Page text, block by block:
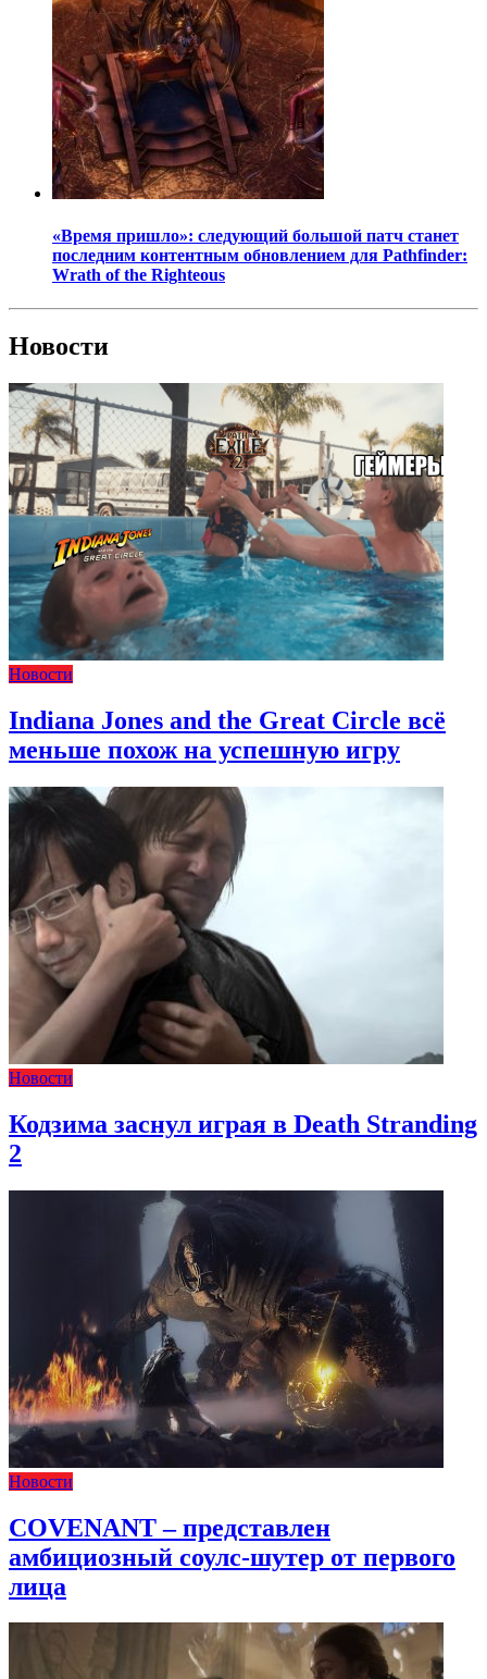
«Время пришло»: следующий большой патч станет
последним контентным обновлением для Pathfinder:
Wrath of the Righteous
Новости
Новости
Indiana Jones and the Great Circle всё
меньше похож на успешную игру
Новости
Кодзима заснул играя в Death Stranding
2
Новости
COVENANT – представлен
амбициозный соулс-шутер от первого
лица